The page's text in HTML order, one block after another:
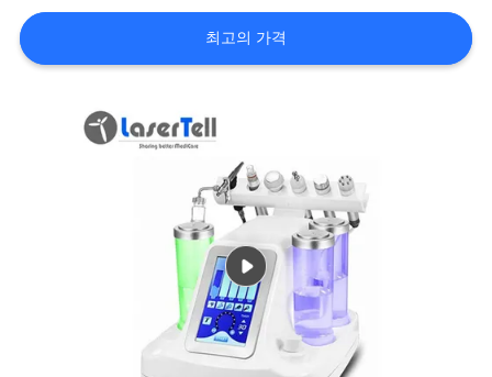
품
최고의 가격